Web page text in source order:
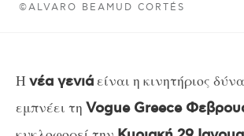
©ALVARO BEAMUD CORTÉS
Η νέα γενιάείναι η κινητήριος
εμπνέει τη Vogue Greece